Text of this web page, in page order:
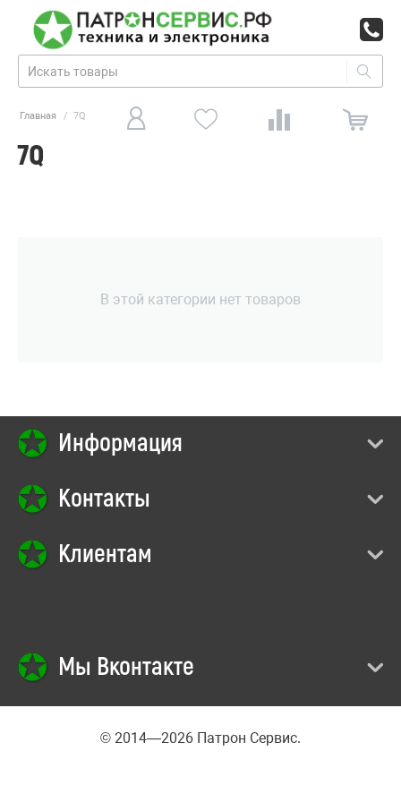
Главная / 7Q
7Q
В этой категории нет товаров
Информация
Контакты
Клиентам
Мы Вконтакте
© 2014—2026 Патрон Сервис.